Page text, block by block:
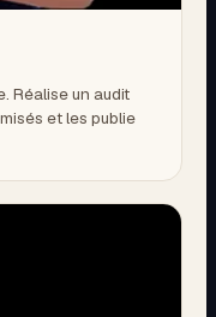
Réalise un audit
et les publie